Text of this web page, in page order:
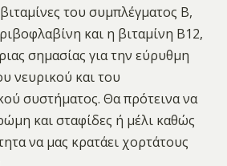
του συμπλέγματος Β,
και η βιταμίνη Β12,
σημασίας για την εύρυθμη
νευρικού και του
συστήματος. Θα πρότεινα να
και σταφίδες ή μέλι καθώς
να μας κρατάει χορτάτους